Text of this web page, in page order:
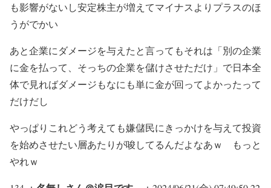
も影響がないし安定株主が増えてマイナスよりプラスのほ
うがでかい
あと企業にダメージを与えたと言ってもそれは「別の企業
に金を払って、そっちの企業を儲けさせただけ」で日本全
体で見ればダメージもなにも単に金が回ってよかったって
だけだし
やっぱりこれどう考えても嫌儲民にきっかけを与えて投資
を始めさせたい層あたりが唆してるんだよなあｗ もっと
やれｗ